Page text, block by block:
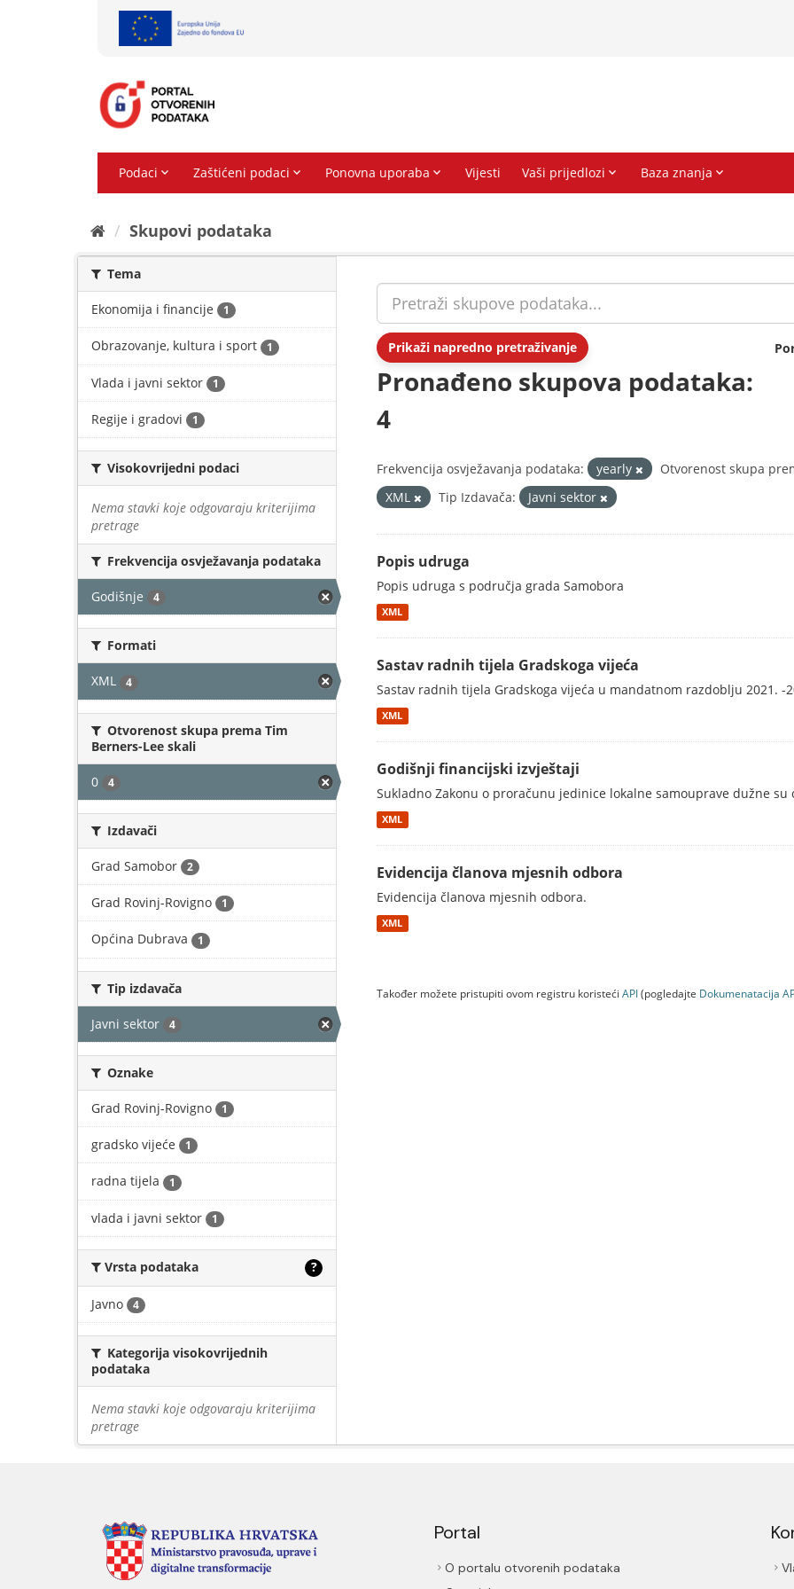
Skupovi podаtаkа
Tema
Ekonomija i financije 1
Obrazovanje, kultura i sport 1
Vlada i javni sektor 1
Regije i gradovi 1
Visokovrijedni podaci
Nema stavki koje odgovaraju kriterijima
pretrage
Frekvencija osvježavanja podataka
Godišnje 4
Formati
XML 4
Otvorenost skupa prema Tim
Berners-Lee skali
0 4
Izdavači
Grad Samobor 2
Grad Rovinj-Rovigno 1
Općina Dubrava 1
Tip izdavača
Javni sektor 4
Oznake
Grad Rovinj-Rovigno 1
gradsko vijeće 1
radna tijela 1
vlada i javni sektor 1
Vrsta podataka ?
Javno 4
Kategorija visokovrijednih
podataka
Nema stavki koje odgovaraju kriterijima
pretrage
Prikaži napredno pretraživanje
Pronađeno skupova podataka:
4
Frekvencija osvježavanja podataka: yearly Otvorenost skupa
XML
Tip Izdavača: Javni sektor
Popis udruga
Popis udruga s područja grada Samobora
XML
Sastav radnih tijela Gradskoga vijeća
Sastav radnih tijela Gradskoga vijeća u mandatnom razdoblju 2021. -
XML
Godišnji financijski izvještaji
Sukladno Zakonu o proračunu jedinice lokalne samouprave dužne
XML
Evidencija članova mjesnih odbora
Evidencija članova mjesnih odbora.
XML
Također možete pristupiti ovom registru koristeći API(pogledajte Dokumenаtаcijа